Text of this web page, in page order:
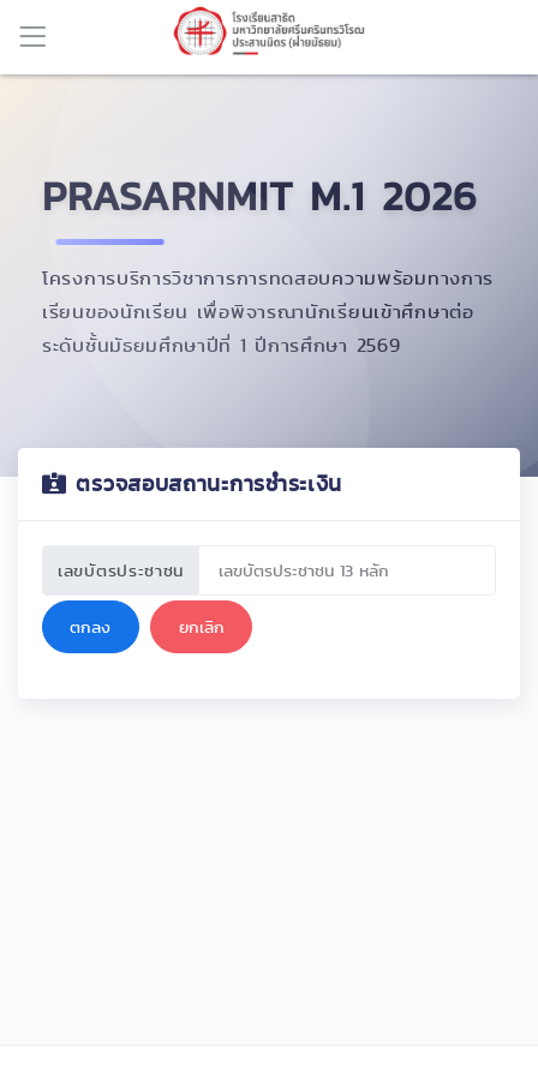
PRASARNMIT M.1 2026
โครงการบริการวิชาการการทดสอบความพร้อมทางการ
เรียนของนักเรียน เพื่อพิจารณานักเรียนเข้าศึกษาต่อ
ระดับชั้นมัธยมศึกษาปีที่ 1 ปีการศึกษา 2569
ตรวจสอบสถานะการชำระเงิน
เลขบัตรประชาชน
ตกลง ยกเลิก